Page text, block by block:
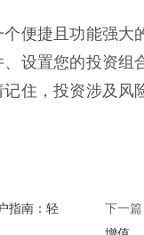
便捷且功能强大
设置您的投资组
住，投资涉及风
指南：轻
下一篇